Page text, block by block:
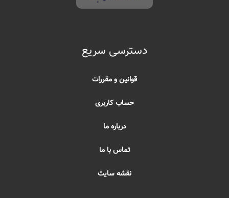
دسترسی سریع
قوانین و مقررات
حساب کاربری
درباره ما
تماس با ما
نقشه سایت